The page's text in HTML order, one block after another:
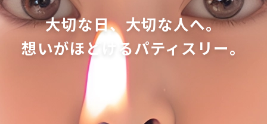
大切な日、大切な人へ。
想いがほどけるパティスリー。